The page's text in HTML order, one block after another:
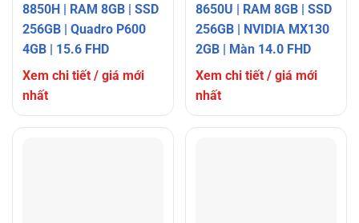
8850H | RAM 8GB | SSD
256GB | Quadro P600
4GB | 15.6 FHD
Xem chi tiết / giá mới
nhất
8650U | RAM 8GB | SSD
256GB | NVIDIA MX130
2GB | Màn 14.0 FHD
Xem chi tiết / giá mới
nhất